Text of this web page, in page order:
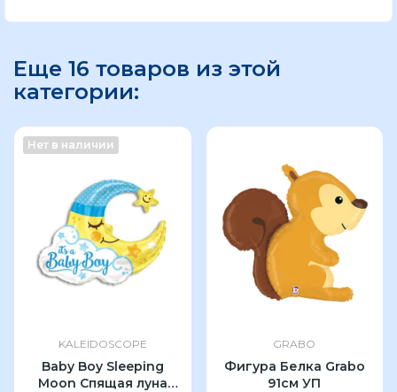
Еще 16 товаров из этой
категории:
Нет в наличии
KALEIDOSCOPE
Baby Boy Sleeping
Moon Спящая луна
GRABO
Фигура Белка Grabo
91см УП